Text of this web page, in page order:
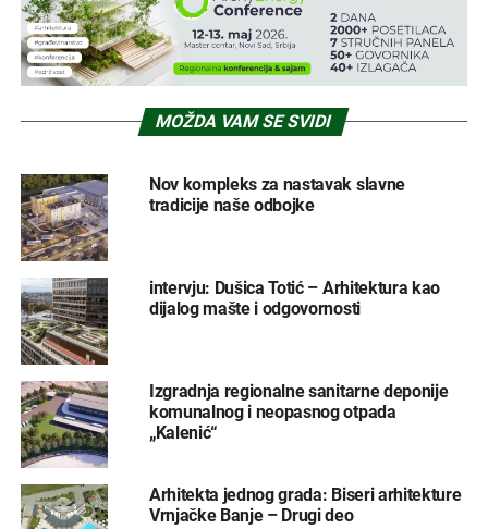
MOŽDA VAM SE SVIDI
Nov kompleks za nastavak slavne
tradicije naše odbojke
intervju: Dušica Totić – Arhitektura kao
dijalog mašte i odgovornosti
Izgradnja regionalne sanitarne deponije
komunalnog i neopasnog otpada
„Kalenić“
Arhitekta jednog grada: Biseri arhitekture
Vrnjačke Banje – Drugi deo